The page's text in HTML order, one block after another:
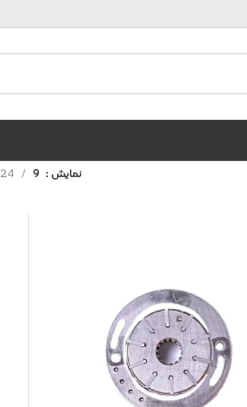
نمایش 9
24